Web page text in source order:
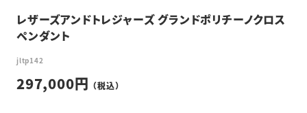
レザーズアンドトレジャーズ グランドポリチーノクロス
ペンダント
jltp142
297,000